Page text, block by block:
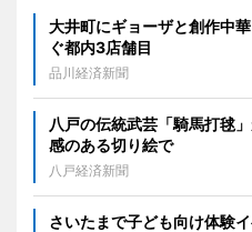
大井町にギョーザと創作中
ぐ都内3店舗目
品川経済新聞
八戸の伝統武芸「騎馬打毬
感のある切り絵で
八戸経済新聞
さいたまで子ども向け体験